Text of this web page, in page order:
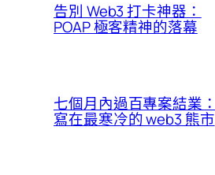
告別 Web3 打卡神器：
POAP 極客精神的落幕
七個月內過百專案結業：
寫在最寒冷的 web3 熊市